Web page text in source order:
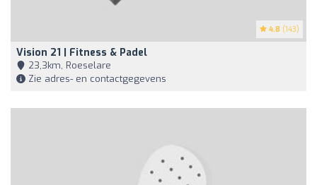
4.8 (143)
Vision 21 | Fitness & Padel
23,3km, Roeselare
Zie adres- en contactgegevens